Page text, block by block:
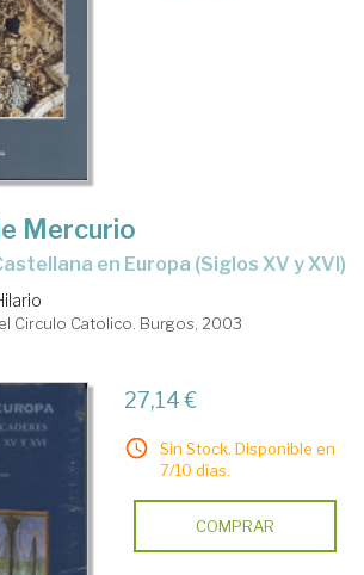
Mercurio
en Europa (Siglos XV y XVI)
Circulo Catolico. Burgos, 2003
27,14 €
Sin Stock. Disponible en
7/10 días.
COMPRAR